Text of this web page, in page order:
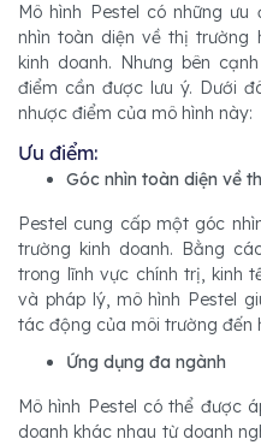
Mô hình Pestel có những
nhìn toàn diện về thị trường
kinh doanh. Nhưng bên
điểm cần được lưu ý. Dưới
nhược điểm của mô hình này:
Ưu điểm:
Góc nhìn toàn diện về
Pestel cung cấp một góc
trường kinh doanh. Bằng
trong lĩnh vực chính trị, kinh
và pháp lý, mô hình Pestel
tác động của môi trường đến
Ứng dụng đa ngành
Mô hình Pestel có thể được
doanh khác nhau từ doanh